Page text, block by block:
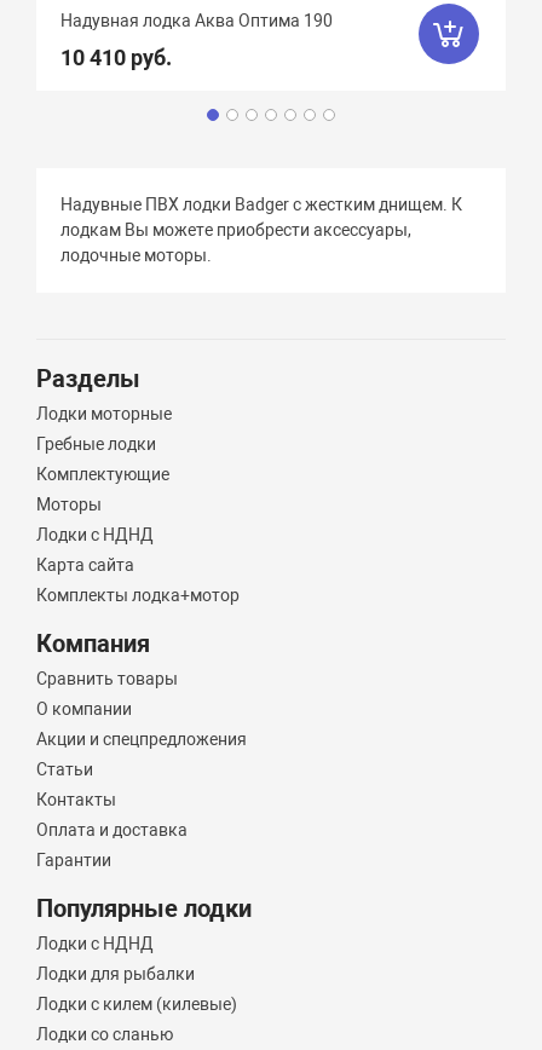
Надувная лодка Аква Оптима 190
10 410 руб.
Надувные ПВХ лодки Badger с жестким днищем. К
лодкам Вы можете приобрести аксессуары,
лодочные моторы.
Разделы
Лодки моторные
Гребные лодки
Комплектующие
Моторы
Лодки с НДНД
Карта сайта
Комплекты лодка+мотор
Компания
Сравнить товары
О компании
Акции и спецпредложения
Статьи
Контакты
Оплата и доставка
Гарантии
Популярные лодки
Лодки с НДНД
Лодки для рыбалки
Лодки с килем (килевые)
Лодки со сланью